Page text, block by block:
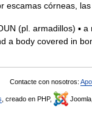
escamas córneas,
(pl. armadillos) ▪ a
a body covered in
Contacte con nosotros:
, creado en PHP, Joomla,